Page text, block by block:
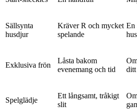
Sällsynta
husdjur
Kräver R och mycket
spelande
En
Exklusiva frön
Låsta bakom
evenemang och tid
Spelglädje
Ett långsamt, tråkigt
slit